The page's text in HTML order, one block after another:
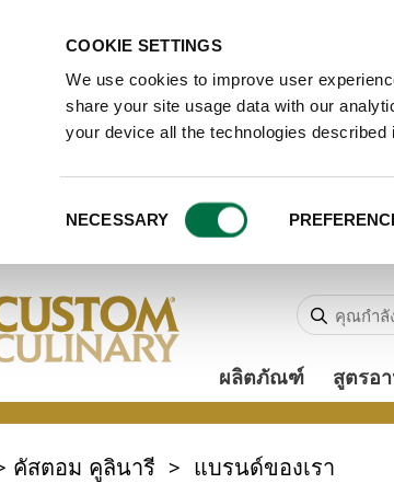
COOKIE SETTINGS
We use cookies to improve user
share your site usage data with our
your device all the technologies described
Selection
NECESSARY
ผลิตภัณฑ์ สูตรอ
คัสตอม คูลินารี > แบรนด์ของเรา